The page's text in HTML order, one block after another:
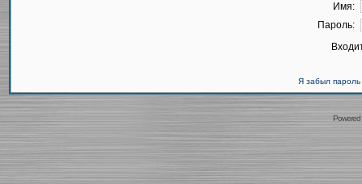
Имя:
Пароль:
Я забыл пароль